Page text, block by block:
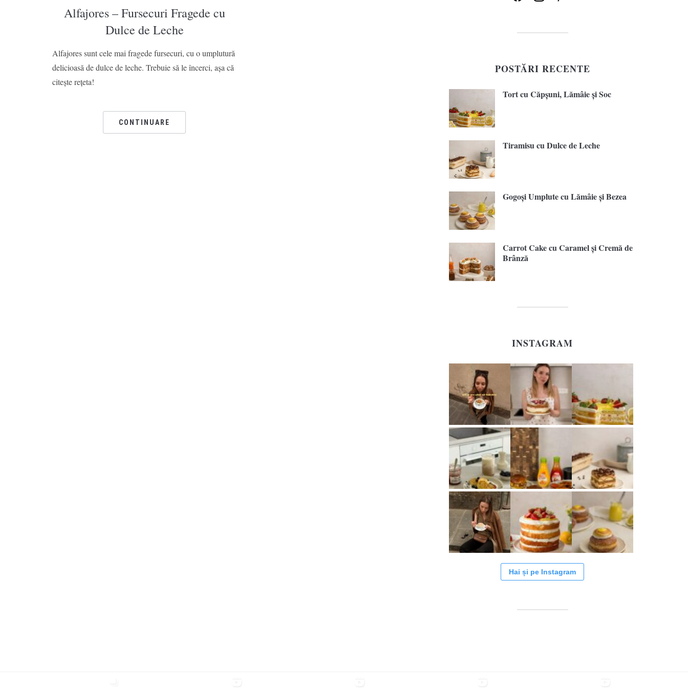
Alfajores – Fursecuri Fragede cu
Dulce de Leche
Alfajores sunt cele mai fragede fursecuri, cu o umplutură
delicioasă de dulce de leche. Trebuie să le încerci, așa că
citește rețeta!
CONTINUARE
POSTĂRI RECENTE
Tort cu Căpșuni, Lămâie și Soc
Tiramisu cu Dulce de Leche
Gogoși Umplute cu Lămâie și Bezea
Carrot Cake cu Caramel și Cremă de
Brânză
INSTAGRAM
Hai și pe Instagram